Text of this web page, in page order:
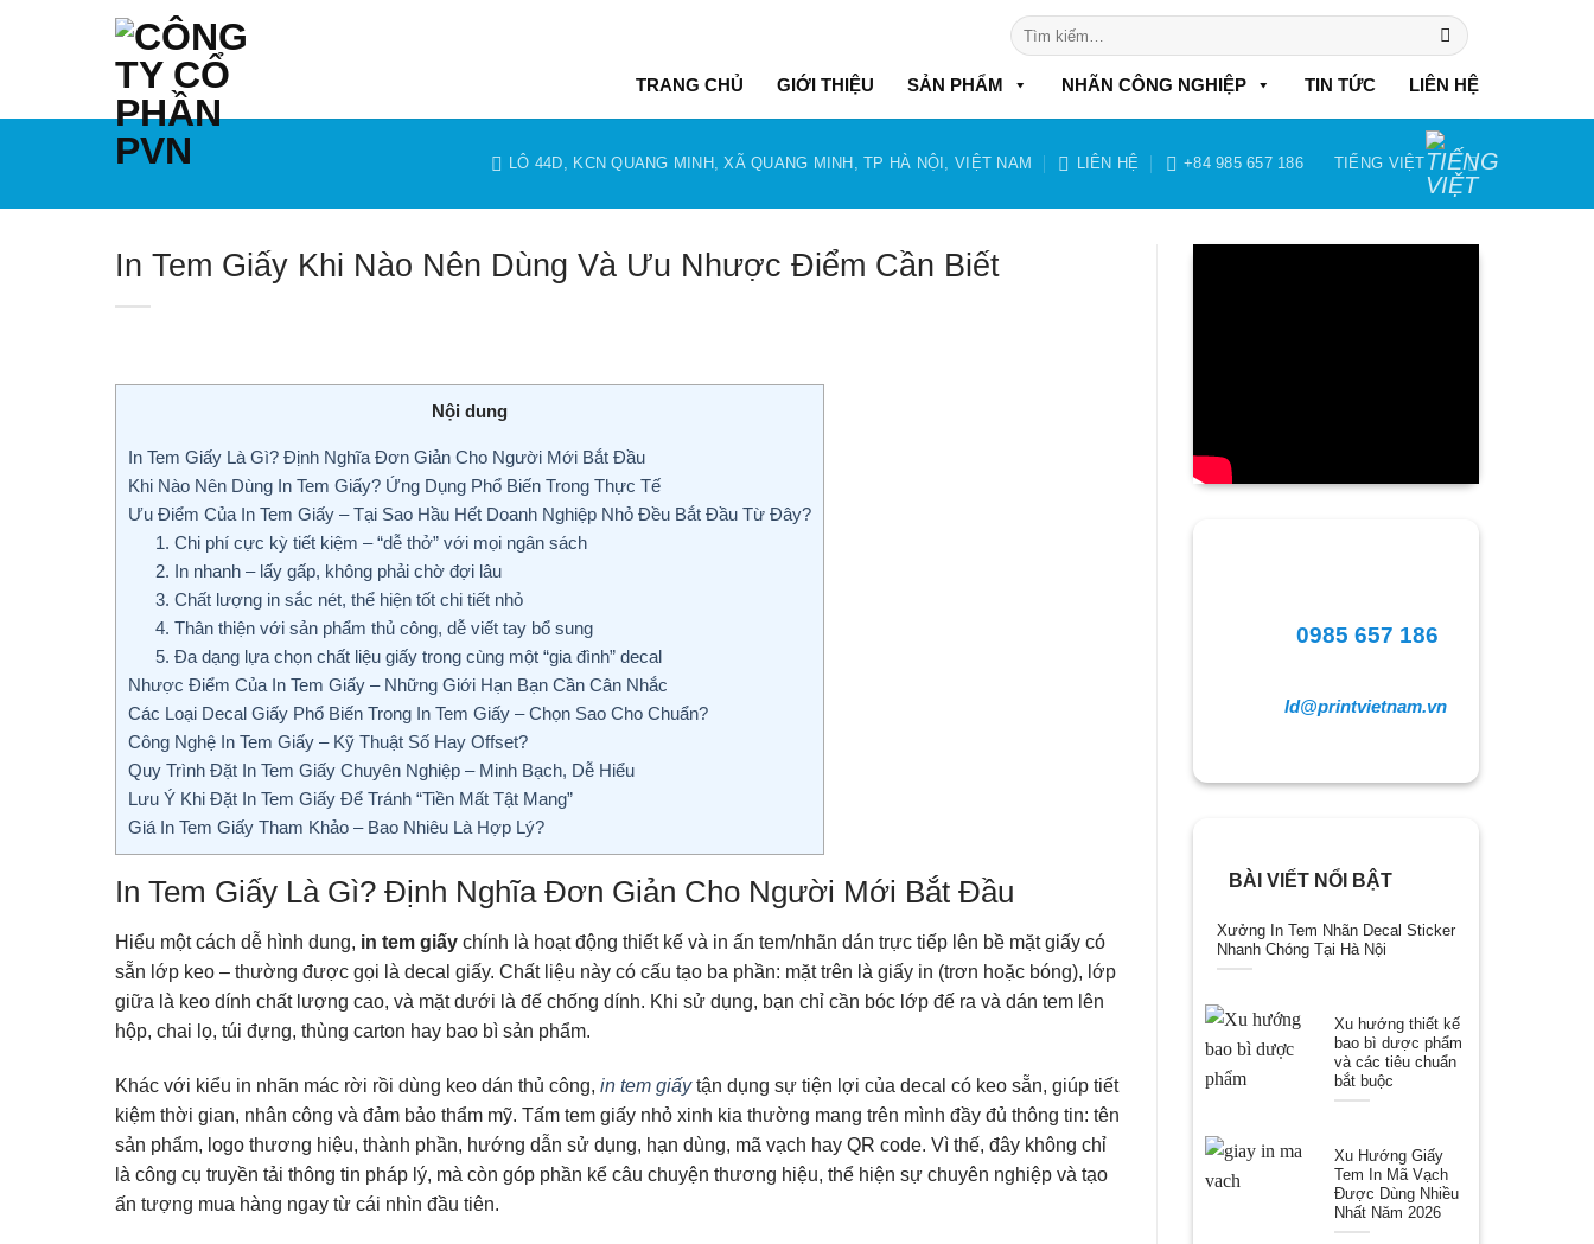
Tìm
kiếm:
TRANG CHỦ GIỚI THIỆU SẢN PHẨM NHÃN CÔNG NGHIỆP TIN TỨC LIÊN HỆ
LÔ 44D, KCN QUANG MINH, XÃ QUANG MINH, TP HÀ NỘI, VIỆT NAM LIÊN HỆ +84 985 657 186 TIẾNG VIỆT
In Tem Giấy Khi Nào Nên Dùng Và Ưu Nhược Điểm Cần Biết
Nội dung
In Tem Giấy Là Gì? Định Nghĩa Đơn Giản Cho Người Mới Bắt Đầu
Khi Nào Nên Dùng In Tem Giấy? Ứng Dụng Phổ Biến Trong Thực Tế
Ưu Điểm Của In Tem Giấy – Tại Sao Hầu Hết Doanh Nghiệp Nhỏ Đều Bắt Đầu Từ Đây?
1. Chi phí cực kỳ tiết kiệm – “dễ thở” với mọi ngân sách
2. In nhanh – lấy gấp, không phải chờ đợi lâu
3. Chất lượng in sắc nét, thể hiện tốt chi tiết nhỏ
4. Thân thiện với sản phẩm thủ công, dễ viết tay bổ sung
5. Đa dạng lựa chọn chất liệu giấy trong cùng một “gia đình” decal
Nhược Điểm Của In Tem Giấy – Những Giới Hạn Bạn Cần Cân Nhắc
Các Loại Decal Giấy Phổ Biến Trong In Tem Giấy – Chọn Sao Cho Chuẩn?
Công Nghệ In Tem Giấy – Kỹ Thuật Số Hay Offset?
Quy Trình Đặt In Tem Giấy Chuyên Nghiệp – Minh Bạch, Dễ Hiểu
Lưu Ý Khi Đặt In Tem Giấy Để Tránh “Tiền Mất Tật Mang”
Giá In Tem Giấy Tham Khảo – Bao Nhiêu Là Hợp Lý?
In Tem Giấy Là Gì? Định Nghĩa Đơn Giản Cho Người Mới Bắt Đầu
Hiểu một cách dễ hình dung, in tem giấy chính là hoạt động thiết kế và in ấn tem/nhãn dán trực tiếp lên bề mặt giấy có
sẵn lớp keo – thường được gọi là decal giấy. Chất liệu này có cấu tạo ba phần: mặt trên là giấy in (trơn hoặc bóng), lớp
giữa là keo dính chất lượng cao, và mặt dưới là đế chống dính. Khi sử dụng, bạn chỉ cần bóc lớp đế ra và dán tem lên
hộp, chai lọ, túi đựng, thùng carton hay bao bì sản phẩm.
Khác với kiểu in nhãn mác rời rồi dùng keo dán thủ công, in tem giấytận dụng sự tiện lợi của decal có keo sẵn, giúp tiết
kiệm thời gian, nhân công và đảm bảo thẩm mỹ. Tấm tem giấy nhỏ xinh kia thường mang trên mình đầy đủ thông tin: tên
sản phẩm, logo thương hiệu, thành phần, hướng dẫn sử dụng, hạn dùng, mã vạch hay QR code. Vì thế, đây không chỉ
là công cụ truyền tải thông tin pháp lý, mà còn góp phần kể câu chuyện thương hiệu, thể hiện sự chuyên nghiệp và tạo
ấn tượng mua hàng ngay từ cái nhìn đầu tiên.
0985 657 186
ld@printvietnam.vn
BÀI VIẾT NỔI BẬT
Xưởng In Tem Nhãn Decal Sticker
Nhanh Chóng Tại Hà Nội
Xu hướng thiết kế
bao bì dược phẩm
và các tiêu chuẩn
bắt buộc
Xu Hướng Giấy
Tem In Mã Vạch
Được Dùng Nhiều
Nhất Năm 2026